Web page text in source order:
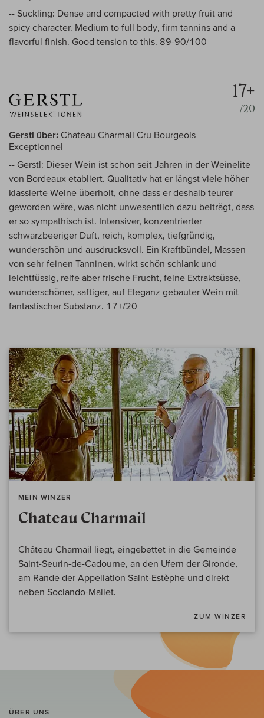
-- Suckling: Dense and compacted with pretty fruit and
spicy character. Medium to full body, firm tannins and a
flavorful finish. Good tension to this. 89-90/100
17+
/20
Gerstl über: Chateau Charmail Cru Bourgeois
Exceptionnel
-- Gerstl: Dieser Wein ist schon seit Jahren in der Weinelite
von Bordeaux etabliert. Qualitativ hat er längst viele höher
klassierte Weine überholt, ohne dass er deshalb teurer
geworden wäre, was nicht unwesentlich dazu beiträgt, dass
er so sympathisch ist. Intensiver, konzentrierter
schwarzbeeriger Duft, reich, komplex, tiefgründig,
wunderschön und ausdrucksvoll. Ein Kraftbündel, Massen
von sehr feinen Tanninen, wirkt schön schlank und
leichtfüssig, reife aber frische Frucht, feine Extraktsüsse,
wunderschöner, saftiger, auf Eleganz gebauter Wein mit
fantastischer Substanz. 17+/20
MEIN WINZER
Chateau Charmail
Château Charmail liegt, eingebettet in die Gemeinde
Saint-Seurin-de-Cadourne, an den Ufern der Gironde,
am Rande der Appellation Saint-Estèphe und direkt
neben Sociando-Mallet.
ZUM WINZER
ÜBER UNS